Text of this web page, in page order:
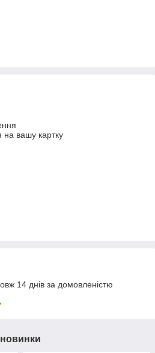
на вашу картку
14 днів за домовленістю
новинки